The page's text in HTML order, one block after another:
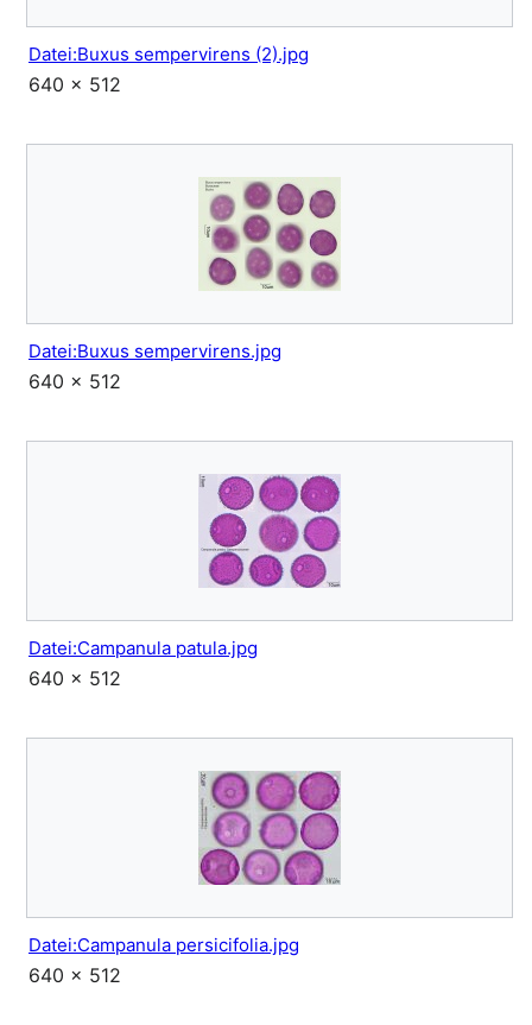
Datei:Buxus sempervirens (2).jpg
640 × 512
Datei:Buxus sempervirens.jpg
640 × 512
Datei:Campanula patula.jpg
640 × 512
Datei:Campanula persicifolia.jpg
640 × 512